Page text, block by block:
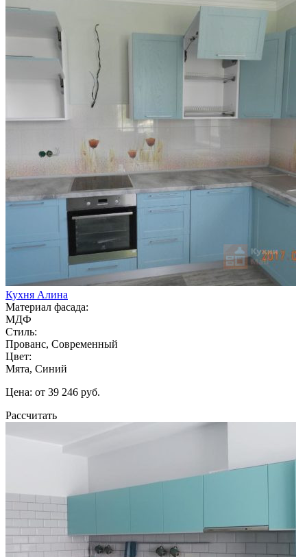
Кухня Алина
Материал фасада:
МДФ
Стиль:
Прованс, Современный
Цвет:
Мята, Синий
Цена: от 39 246 руб.
Рассчитать